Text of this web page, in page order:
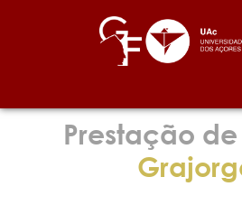
Fundação
Prestação